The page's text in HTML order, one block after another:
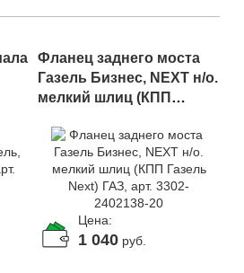
Фланец заднего моста
Газель Бизнес, NEXT н/о.
мелкий шлиц (КПП
3302-2402138-20
Цена:
1 040 руб.